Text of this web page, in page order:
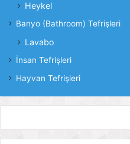
Heykel
Banyo (Bathroom) Tefrişleri
Lavabo
İnsan Tefrişleri
Hayvan Tefrişleri